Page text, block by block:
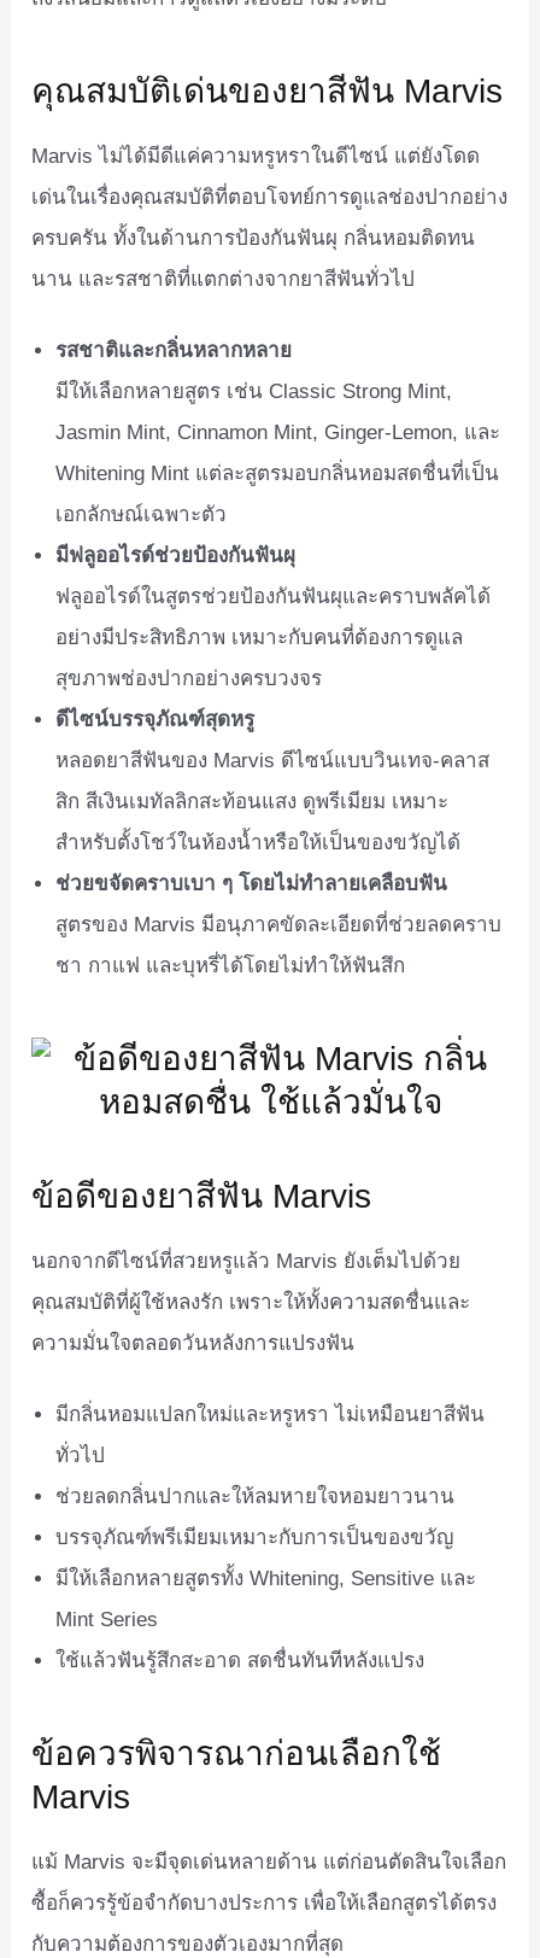
คุณสมบัติเด่นของยาสีฟัน Marvis
Marvis ไม่ได้มีดีแค่ความหรูหราในดีไซน์ แต่ยังโดด
เด่นในเรื่องคุณสมบัติที่ตอบโจทย์การดูแลช่องปากอย่าง
ครบครัน ทั้งในด้านการป้องกันฟันผุ กลิ่นหอมติดทน
นาน และรสชาติที่แตกต่างจากยาสีฟันทั่วไป
รสชาติและกลิ่นหลากหลาย
มีให้เลือกหลายสูตร เช่น Classic Strong Mint,
Jasmin Mint, Cinnamon Mint, Ginger-Lemon, และ
Whitening Mint แต่ละสูตรมอบกลิ่นหอมสดชื่นที่เป็น
เอกลักษณ์เฉพาะตัว
มีฟลูออไรด์ช่วยป้องกันฟันผุ
ฟลูออไรด์ในสูตรช่วยป้องกันฟันผุและคราบพลัคได้
อย่างมีประสิทธิภาพ เหมาะกับคนที่ต้องการดูแล
สุขภาพช่องปากอย่างครบวงจร
ดีไซน์บรรจุภัณฑ์สุดหรู
หลอดยาสีฟันของ Marvis ดีไซน์แบบวินเทจ-คลาส
สิก สีเงินเมทัลลิกสะท้อนแสง ดูพรีเมียม เหมาะ
สำหรับตั้งโชว์ในห้องน้ำหรือให้เป็นของขวัญได้
ช่วยขจัดคราบเบา ๆ โดยไม่ทำลายเคลือบฟัน
สูตรของ Marvis มีอนุภาคขัดละเอียดที่ช่วยลดคราบ
ชา กาแฟ และบุหรี่ได้โดยไม่ทำให้ฟันสึก
ข้อดีของยาสีฟัน Marvis
นอกจากดีไซน์ที่สวยหรูแล้ว Marvis ยังเต็มไปด้วย
คุณสมบัติที่ผู้ใช้หลงรัก เพราะให้ทั้งความสดชื่นและ
ความมั่นใจตลอดวันหลังการแปรงฟัน
มีกลิ่นหอมแปลกใหม่และหรูหรา ไม่เหมือนยาสีฟัน
ทั่วไป
ช่วยลดกลิ่นปากและให้ลมหายใจหอมยาวนาน
บรรจุภัณฑ์พรีเมียมเหมาะกับการเป็นของขวัญ
มีให้เลือกหลายสูตรทั้ง Whitening, Sensitive และ
Mint Series
ใช้แล้วฟันรู้สึกสะอาด สดชื่นทันทีหลังแปรง
ข้อควรพิจารณาก่อนเลือกใช้
Marvis
แม้ Marvis จะมีจุดเด่นหลายด้าน แต่ก่อนตัดสินใจเลือก
ซื้อก็ควรรู้ข้อจำกัดบางประการ เพื่อให้เลือกสูตรได้ตรง
กับความต้องการของตัวเองมากที่สุด